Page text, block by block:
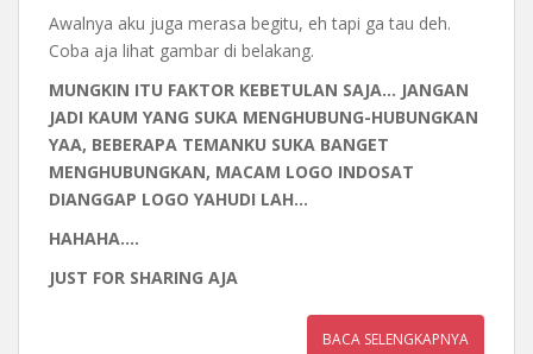
Awalnya aku juga merasa begitu, eh tapi ga tau deh.
Coba aja lihat gambar di belakang.
MUNGKIN ITU FAKTOR KEBETULAN SAJA… JANGAN
JADI KAUM YANG SUKA MENGHUBUNG-HUBUNGKAN
YAA, BEBERAPA TEMANKU SUKA BANGET
MENGHUBUNGKAN, MACAM LOGO INDOSAT
DIANGGAP LOGO YAHUDI LAH…
HAHAHA….
JUST FOR SHARING AJA
BACA SELENGKAPNYA